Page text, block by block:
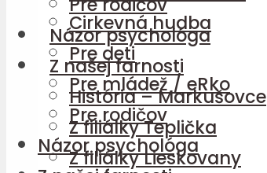
Názor psychológa
Z našej farnosti
História – Markušovce
Z filiálky Teplička
Z filiálky Lieskovany
Cirkevná hudba
Pre deti
Pre mládež / eRko
Pre rodičov
Názor psychológa